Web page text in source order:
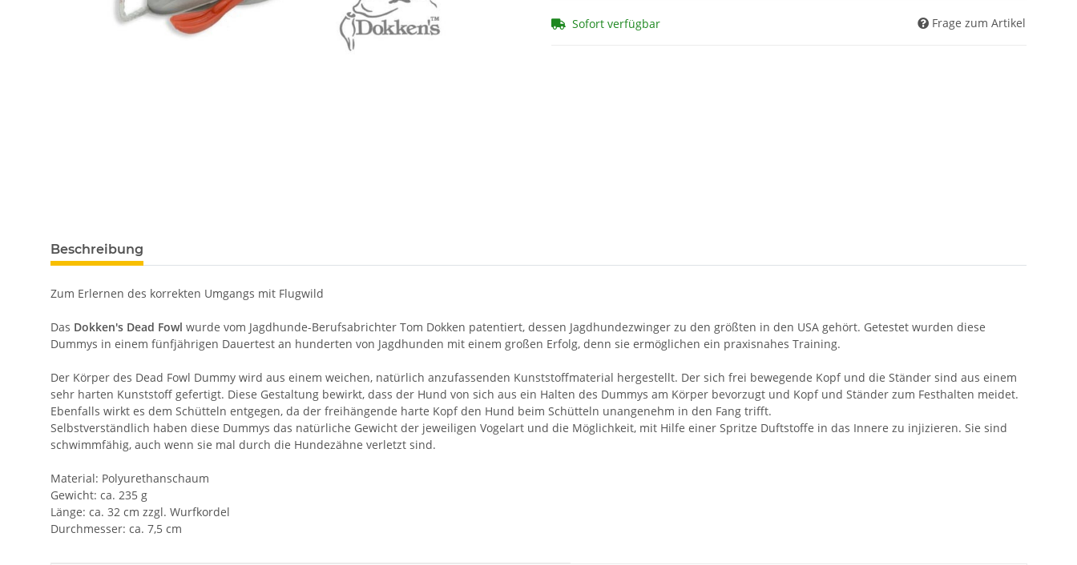
Sofort verfügbar Frage zum Artikel
Beschreibung
Zum Erlernen des korrekten Umgangs mit Flugwild
Das Dokken's Dead Fowl wurde vom Jagdhunde-Berufsabrichter Tom Dokken patentiert, dessen Jagdhundezwinger zu den größten in den USA gehört. Getestet wurden diese
Dummys in einem fünfjährigen Dauertest an hunderten von Jagdhunden mit einem großen Erfolg, denn sie ermöglichen ein praxisnahes Training.
Der Körper des Dead Fowl Dummy wird aus einem weichen, natürlich anzufassenden Kunststoffmaterial hergestellt. Der sich frei bewegende Kopf und die Ständer sind aus einem
sehr harten Kunststoff gefertigt. Diese Gestaltung bewirkt, dass der Hund von sich aus ein Halten des Dummys am Körper bevorzugt und Kopf und Ständer zum Festhalten meidet.
Ebenfalls wirkt es dem Schütteln entgegen, da der freihängende harte Kopf den Hund beim Schütteln unangenehm in den Fang trifft.
Selbstverständlich haben diese Dummys das natürliche Gewicht der jeweiligen Vogelart und die Möglichkeit, mit Hilfe einer Spritze Duftstoffe in das Innere zu injizieren. Sie sind
schwimmfähig, auch wenn sie mal durch die Hundezähne verletzt sind.
Material: Polyurethanschaum
Gewicht: ca. 235 g
Länge: ca. 32 cm zzgl. Wurfkordel
Durchmesser: ca. 7,5 cm